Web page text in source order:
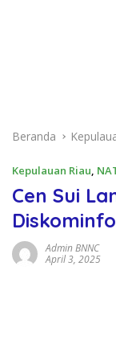
Beranda
Kepulauan Riau,
Cen Sui
Admin BNNC
April 3, 2025